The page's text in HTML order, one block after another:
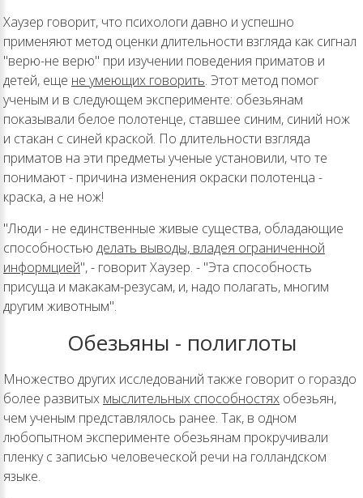
Хаузер говорит, что психологи давно и успешно
применяют метод оценки длительности взгляда как сигнал
"верю-не верю" при изучении поведения приматов и
детей, еще не умеющих говорить. Этот метод помог
ученым и в следующем эксперименте: обезьянам
показывали белое полотенце, ставшее синим, синий нож
и стакан с синей краской. По длительности взгляда
приматов на эти предметы ученые установили, что те
понимают - причина изменения окраски полотенца -
краска, а не нож!
"Люди - не единственные живые существа, обладающие
способностью делать выводы, владея ограниченной
информцией", - говорит Хаузер. - "Эта способность
присуща и макакам-резусам, и, надо полагать, многим
другим животным".
Обезьяны - полиглоты
Множество других исследований также говорит о гораздо
более развитых мыслительных способностях обезьян,
чем ученым представлялось ранее. Так, в одном
любопытном эксперименте обезьянам прокручивали
пленку с записью человеческой речи на голландском
языке.